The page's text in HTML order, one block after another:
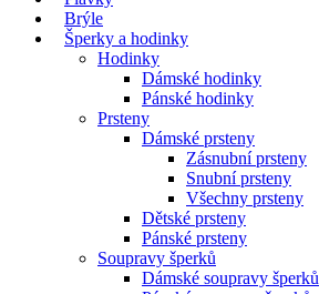
Brýle
Šperky a hodinky
Hodinky
Dámské hodinky
Pánské hodinky
Prsteny
Dámské prsteny
Zásnubní prsteny
Snubní prsteny
Všechny prsteny
Dětské prsteny
Pánské prsteny
Soupravy šperků
Dámské soupravy šperků